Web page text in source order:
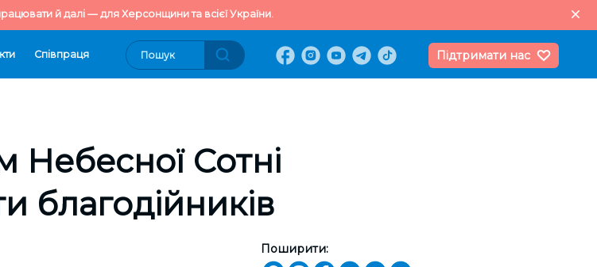
й далі — для Херсонщини та всієї України.
Cпівпраця Підтримати нас
Небесної Сотні
благодійників
Поширити: